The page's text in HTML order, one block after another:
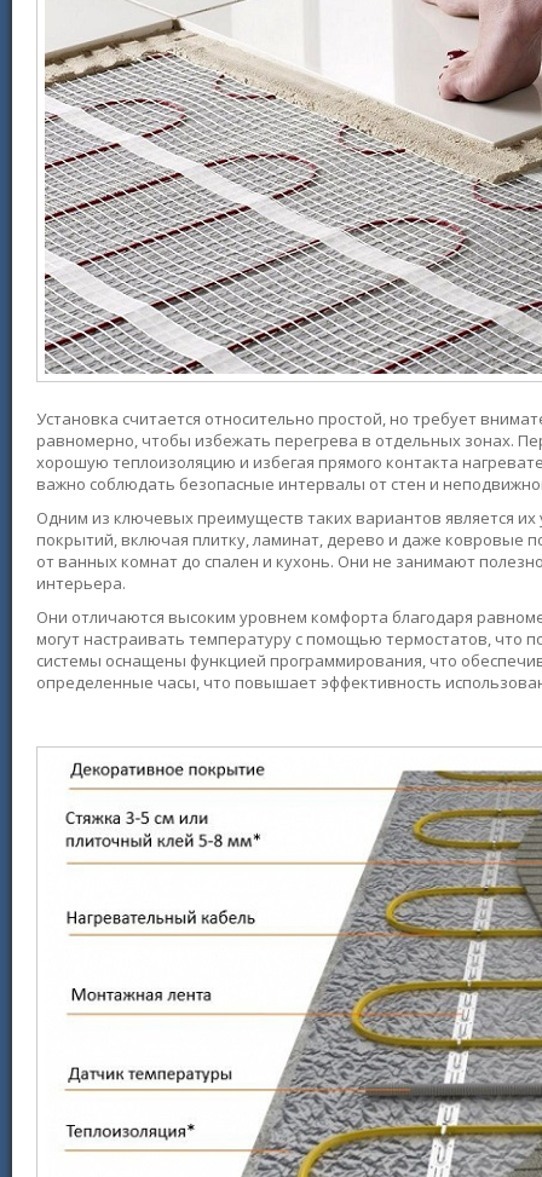
Установка считается относительно простой, но требует
равномерно, чтобы избежать перегрева в отдельных зонах.
хорошую теплоизоляцию и избегая прямого контакта
важно соблюдать безопасные интервалы от стен и
Одним из ключевых преимуществ таких вариантов является
покрытий, включая плитку, ламинат, дерево и даже
от ванных комнат до спален и кухонь. Они не занимают
интерьера.
Они отличаются высоким уровнем комфорта благодаря
могут настраивать температуру с помощью термостатов, что
системы оснащены функцией программирования, что
определенные часы, что повышает эффективность